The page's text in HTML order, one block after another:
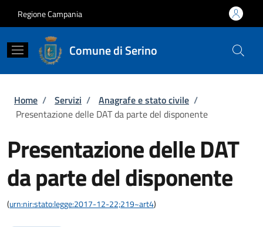
Regione Campania
Comune di Serino
Briciole di pane
Home / Servizi / Anagrafe e stato civile /
Presentazione delle DAT da parte del disponente
Presentazione delle DAT
da parte del disponente
(urn:nir:stato:legge:2017-12-22;219~art4)